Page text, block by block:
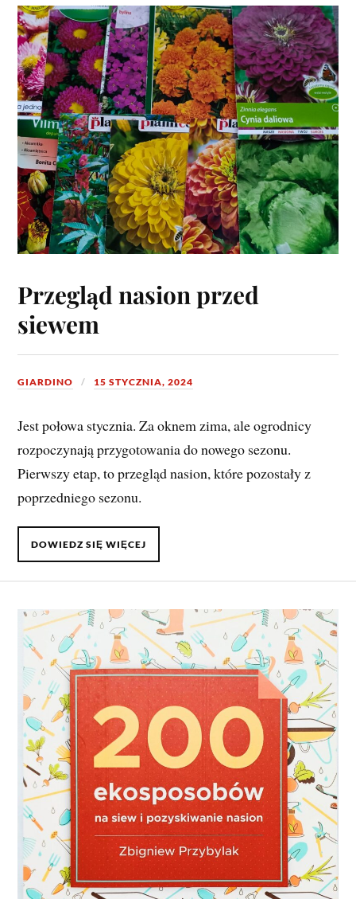
Przegląd nasion przed
siewem
GIARDINO 15 STYCZNIA, 2024
Jest połowa stycznia. Za oknem zima, ale ogrodnicy
rozpoczynają przygotowania do nowego sezonu.
Pierwszy etap, to przegląd nasion, które pozostały z
poprzedniego sezonu.
DOWIEDZ SIĘ WIĘCEJ